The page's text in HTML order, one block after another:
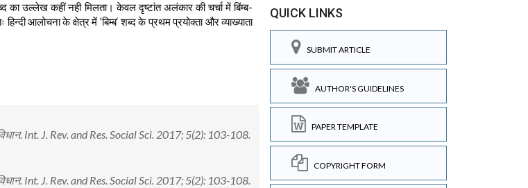
का उल्लेख कहीं नही मिलता। केवल दृष्टांत अलंकार की चर्चा में बिंम्ब-
आलोचना के क्षेत्र में ’बिम्ब‘ शब्द के प्रथम प्रयोक्ता और व्याख्याता
विधान. Int. J. Rev. and Res. Social Sci. 2017; 5(2): 103-108.
विधान. Int. J. Rev. and Res. Social Sci. 2017; 5(2): 103-108.
QUICK LINKS
SUBMIT ARTICLE
AUTHOR'S GUIDELINES
PAPER TEMPLATE
COPYRIGHT FORM